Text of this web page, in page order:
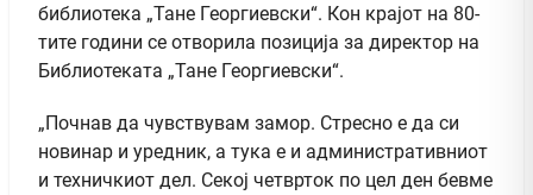
библиотека „Тане Георгиевски“. Кон крајот на 80-
тите години се отворила позиција за директор на
Библиотеката „Тане Георгиевски“.
„Почнав да чувствувам замор. Стресно е да си
новинар и уредник, а тука е и административниот
и техничкиот дел. Секој четврток по цел ден бевме